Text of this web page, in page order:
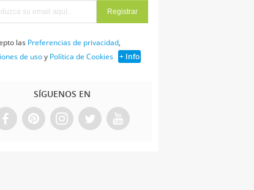
las Preferencias de privacidad,
de usoy Política de Cookies + Info
SÍGUENOS EN